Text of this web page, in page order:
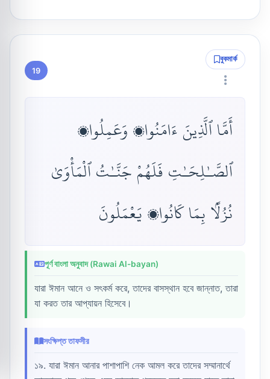
19
বুকমার্ক
أَمَّا ٱلَّذِينَ ءَامَنُوا۟ وَعَمِلُوا۟
ٱلصَّـٰلِحَـٰتِ فَلَهُمْ جَنَّـٰتُ ٱلْمَأْوَىٰ
نُزُلًۢا بِمَا كَانُوا۟ يَعْمَلُونَ
পূর্ণ বাংলা অনুবাদ (Rawai Al-bayan)
যারা ঈমান আনে ও সৎকর্ম করে, তাদের বাসস্থান হবে জান্নাত, তারা
যা করত তার আপ্যায়ন হিসেবে।
সংক্ষিপ্ত তাফসীর
১৯. যারা ঈমান আনার পাশাপাশি নেক আমল করে তাদের সম্মানার্থে